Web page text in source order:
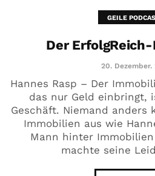
GEILE
Der
20. Dezember.
Hannes Rasp – Der
das nur Geld einbringt,
Geschäft. Niemand
Immobilien aus wie
Mann hinter
machte seine